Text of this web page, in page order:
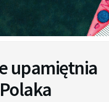
upamiętnia